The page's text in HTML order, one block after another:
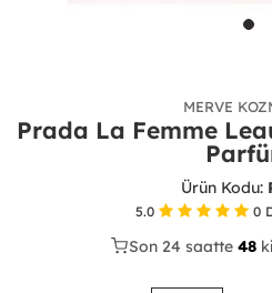
MERVE
Prada La Femme
Ürün Kodu:
5.0 0
27
Son 24 saatte 5014